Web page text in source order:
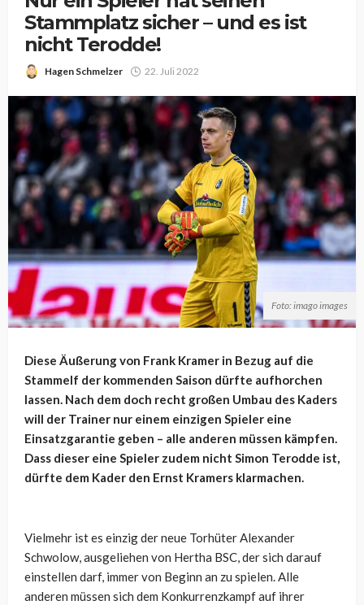
Stammplatz sicher – und es ist
nicht Terodde!
Hagen Schmelzer 22. Juli 2022
Foto: imago images
Diese Äußerung von Frank Kramer in Bezug auf die
Stammelf der kommenden Saison dürfte aufhorchen
lassen. Nach dem doch recht großen Umbau des Kaders
will der Trainer nur einem einzigen Spieler eine
Einsatzgarantie geben – alle anderen müssen kämpfen.
Dass dieser eine Spieler zudem nicht Simon Terodde ist,
dürfte dem Kader den Ernst Kramers klarmachen.
Vielmehr ist es einzig der neue Torhüter Alexander
Schwolow, ausgeliehen von Hertha BSC, der sich darauf
einstellen darf, immer von Beginn an zu spielen. Alle
anderen müssen sich dem Konkurrenzkampf auf ihrer